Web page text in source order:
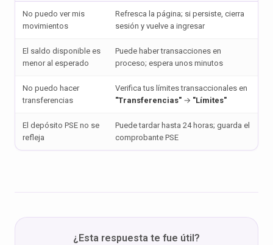
No puedo ver mis
movimientos
Refresca la página; si persiste, cierra
sesión y vuelve a ingresar
El saldo disponible es
menor al esperado
Puede haber transacciones en
proceso; espera unos minutos
No puedo hacer
transferencias
Verifica tus límites transaccionales en
"Transferencias" → "Límites"
El depósito PSE no se
refleja
Puede tardar hasta 24 horas; guarda el
comprobante PSE
¿Esta respuesta te fue útil?